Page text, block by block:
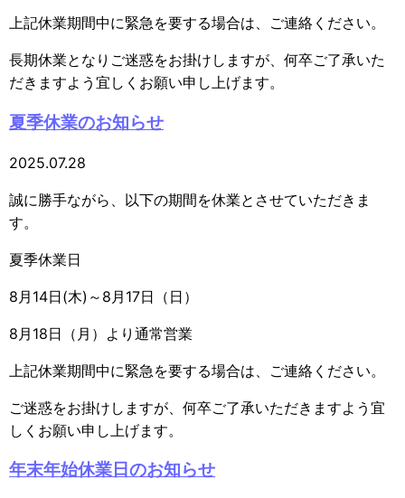
上記休業期間中に緊急を要する場合は、ご連絡ください。
長期休業となりご迷惑をお掛けしますが、何卒ご了承いた
だきますよう宜しくお願い申し上げます。
夏季休業のお知らせ
2025.07.28
誠に勝手ながら、以下の期間を休業とさせていただきま
す。
夏季休業日
8月14日(木)～8月17日（日）
8月18日（月）より通常営業
上記休業期間中に緊急を要する場合は、ご連絡ください。
ご迷惑をお掛けしますが、何卒ご了承いただきますよう宜
しくお願い申し上げます。
年末年始休業日のお知らせ